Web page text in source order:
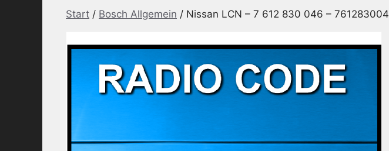
Start / Bosch Allgemein / Nissan LCN – 7 612 830 046 –